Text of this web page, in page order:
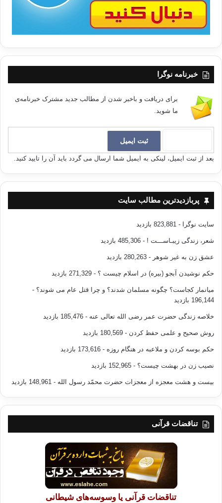
خبرنامه نوگرا
برای دریافت و باخبر شدن از مطالب جدید مشترک خبرنامه‌ی
ما شوید.
بعد از ثبت ایمیل، لینکی به ایمیل شما ارسال می گردد باید آن را تایید کنید.
پربازدیدترین مطالب سایت
سایت نوگرا - 823,881 بازدید
شعر، زندگی زیبـاســـت ! - 485,306 بازدید
عشق زن به غیر شوهر - 280,263 بازدید
حکم نوشیدن آبجو (بیره) در اسلام چیست ؟ - 271,329 بازدید
میانمار کجاست؟ چگونه مسلمان شدند؟ و چرا قتل عام می شوند؟ -
196,144 بازدید
خلاصه زندگی حضرت عمر رضی الله تعالی عنه - 185,476 بازدید
روش صحیح و علمی حفظ کردن - 180,569 بازدید
حکم بوسه کردن و ملاعبه در هنگام روزه - 173,616 بازدید
نصیب زن در بهشت چیست؟ - 152,965 بازدید
بیست و هشت معجزه از معجزات حضرت محمّد رسول الله - 148,961 بازدید
تناقضات قرآنی
تناقضات قرآنی یا وسوسه‌های شیطانی